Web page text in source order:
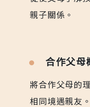
親子關係。
合作父母
將合作父母的
相同境遇親友。